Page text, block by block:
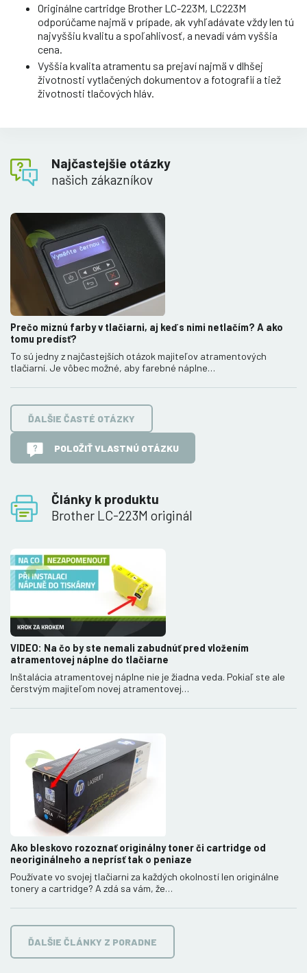
Originálne cartridge Brother LC-223M, LC223M
odporúčame najmä v prípade, ak vyhľadávate vždy len tú
najvyššiu kvalitu a spoľahlivosť, a nevadí vám vyššia
cena.
Vyššia kvalita atramentu sa prejaví najmä v dlhšej
životnosti vytlačených dokumentov a fotografií a tiež
životnosti tlačových hláv.
Najčastejšie otázky
našich zákazníkov
Články k produktu
Brother LC-223M originál
Prečo miznú farby v tlačiarni, aj keď s nimi netlačím? A ako
tomu predísť?
To sú jedny z najčastejších otázok majiteľov atramentových
tlačiarní. Je vôbec možné, aby farebné náplne…
ĎALŠIE ČASTÉ OTÁZKY
POLOŽIŤ VLASTNÚ OTÁZKU
VIDEO: Na čo by ste nemali zabudnúť pred vložením
atramentovej náplne do tlačiarne
Inštalácia atramentovej náplne nie je žiadna veda. Pokiaľ ste ale
čerstvým majiteľom novej atramentovej…
Ako bleskovo rozoznať originálny toner či cartridge od
neoriginálneho a neprísť tak o peniaze
Používate vo svojej tlačiarni za každých okolností len originálne
tonery a cartridge? A zdá sa vám, že…
ĎALŠIE ČLÁNKY Z PORADNE